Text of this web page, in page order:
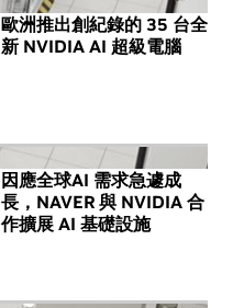
歐洲推出創紀錄的 35 台全
新 NVIDIA AI 超級電腦
因應全球AI 需求急遽成
長，NAVER 與 NVIDIA 合
作擴展 AI 基礎設施